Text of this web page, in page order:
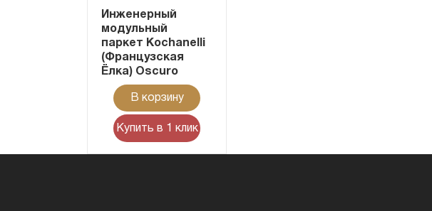
Инженерный
модульный
паркет Kochanelli
(Французская
Ёлка) Oscuro
В корзину
Купить в 1 клик